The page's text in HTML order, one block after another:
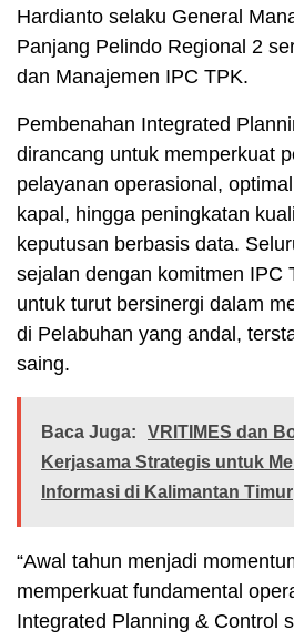
Hardianto selaku General
Panjang Pelindo Regional 2
dan Manajemen IPC TPK.
Pembenahan Integrated
dirancang untuk memperkuat
pelayanan operasional,
kapal, hingga peningkatan
keputusan berbasis data.
sejalan dengan komitmen IPC
untuk turut bersinergi dalam
di Pelabuhan yang andal,
saing.
Baca Juga:
VRITIMES dan
Kerjasama Strategis untuk
Informasi di Kalimantan Timur
“Awal tahun menjadi
memperkuat fundamental
Integrated Planning & Control